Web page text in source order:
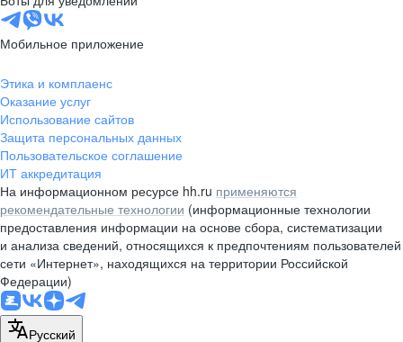
Мобильное приложение
Этика и комплаенс
Оказание услуг
Использование сайтов
Защита персональных данных
Пользовательское соглашение
ИТ аккредитация
На информационном ресурсе hh.ru применяются
рекомендательные технологии (информационные технологии
предоставления информации на основе сбора, систематизации
и анализа сведений, относящихся к предпочтениям пользователей
сети «Интернет», находящихся на территории Российской
Федерации)
Русский